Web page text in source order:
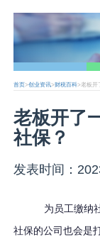
首页>创业资讯>财税百科>老板开
老板开了
社保？
发表时间：
为员工缴纳
社保的公司也会是